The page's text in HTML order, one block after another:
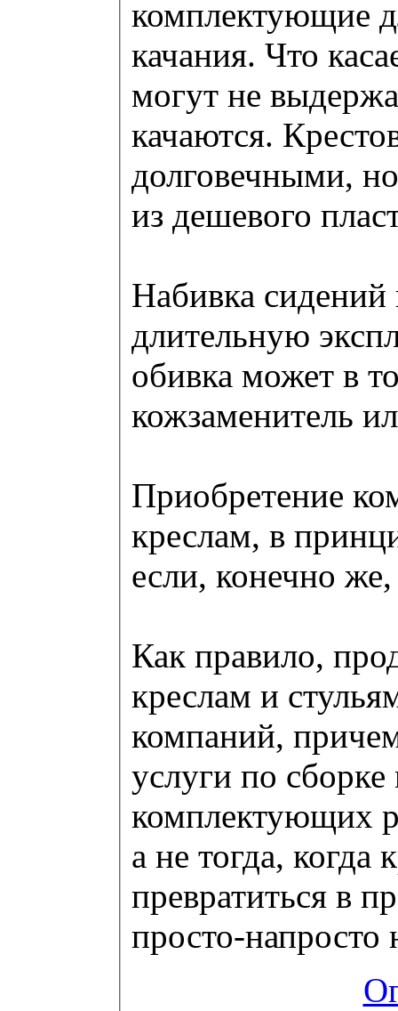
комплектующие
качания. Что
могут не
качаются.
долговечными,
из дешевого
Набивка сидений
длительную
обивка может в
кожзаменитель
Приобретение
креслам, в
если, конечно
Как правило,
креслам и
компаний,
услуги по
комплектующих
а не тогда, когда
превратиться в
просто-напросто